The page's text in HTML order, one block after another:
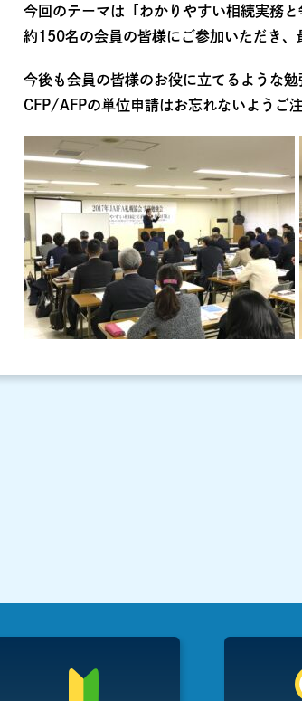
今回のテーマは「わかりやすい相続実務
約150名の会員の皆様にご参加いただき、
今後も会員の皆様のお役に立てるような
CFP/AFPの単位申請はお忘れないようご注